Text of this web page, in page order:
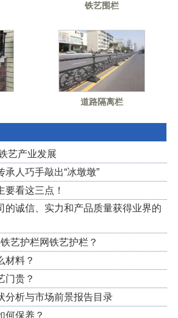
铁艺围栏
道路隔离栏
艺产业发展
人巧手敲出“冰墩墩”
要看这三点！
的诚信、实力和产品质量获得业界的
艺护栏网铁艺护栏？
材料？
门贵？
分析与市场前景报告目录
何保养？